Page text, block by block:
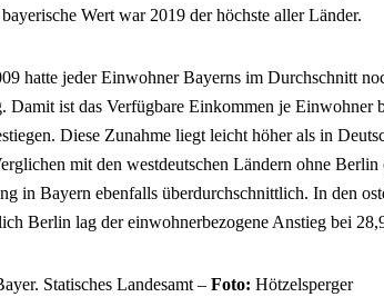
Wert war 2019 der höchste aller Länder.
hatte jeder Einwohner Bayerns im Durchschnitt
Damit ist das Verfügbare Einkommen je Einwohner
Diese Zunahme liegt leicht höher als in
mit den westdeutschen Ländern ohne
in Bayern ebenfalls überdurchschnittlich. In den
Berlin lag der einwohnerbezogene Anstieg bei
Statisches Landesamt – Foto: Hötzelsperger